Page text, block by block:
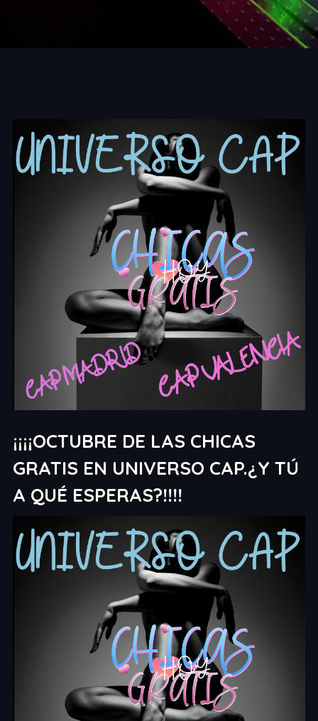
¡¡¡¡OCTUBRE DE LAS CHICAS
GRATIS EN UNIVERSO CAP.¿Y TÚ
A QUÉ ESPERAS?!!!!